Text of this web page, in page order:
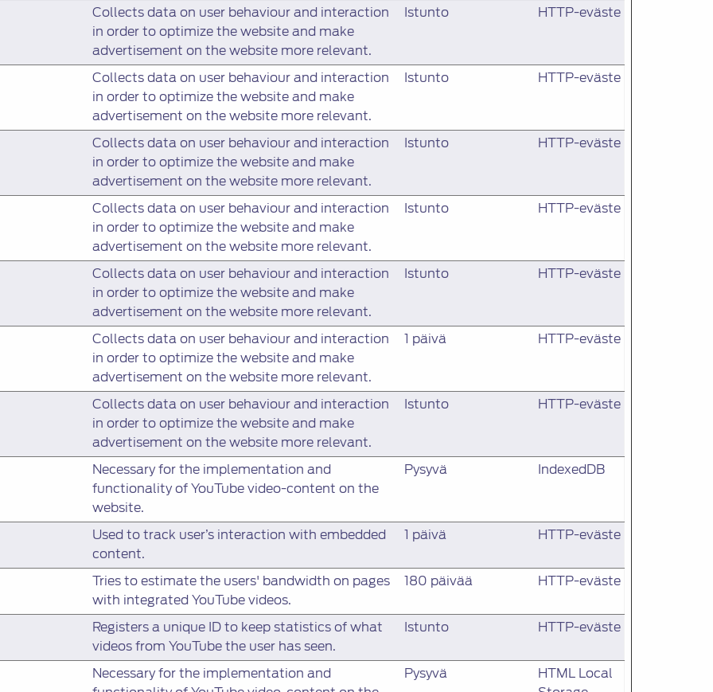
Collects data on user behaviour and interaction
in order to optimize the website and make
advertisement on the website more relevant.
Istunto HTTP-eväste
Collects data on user behaviour and interaction
in order to optimize the website and make
advertisement on the website more relevant.
Istunto HTTP-eväste
Collects data on user behaviour and interaction
in order to optimize the website and make
advertisement on the website more relevant.
Istunto HTTP-eväste
Collects data on user behaviour and interaction
in order to optimize the website and make
advertisement on the website more relevant.
Istunto HTTP-eväste
Collects data on user behaviour and interaction
in order to optimize the website and make
advertisement on the website more relevant.
Istunto HTTP-eväste
Collects data on user behaviour and interaction
in order to optimize the website and make
advertisement on the website more relevant.
1 päivä HTTP-eväste
Collects data on user behaviour and interaction
in order to optimize the website and make
advertisement on the website more relevant.
Istunto HTTP-eväste
Necessary for the implementation and
functionality of YouTube video-content on the
website.
Pysyvä IndexedDB
Used to track user’s interaction with embedded
content.
1 päivä HTTP-eväste
Tries to estimate the users' bandwidth on pages
with integrated YouTube videos.
180 päivää HTTP-eväste
Registers a unique ID to keep statistics of what
videos from YouTube the user has seen.
Istunto HTTP-eväste
Necessary for the implementation and
Pysyvä
HTML Local